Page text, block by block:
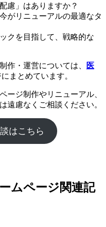
慮」はありますか？
がリニューアルの最適なタ
クを目指して、戦略的な
作・運営については、
医
まとめています。
ージ制作やリニューアル、
遠慮なくご相談ください。
はこちら
ムページ関連記